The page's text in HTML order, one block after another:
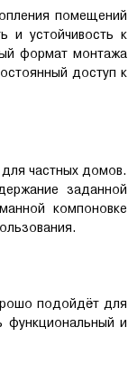
помещений
и устойчивость к
формат монтажа
доступ к
частных домов.
заданной
компоновке
подойдёт для
функциональный и